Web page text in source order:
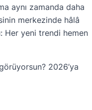
aynı zamanda daha
merkezinde hâlâ
Her yeni trendi hemen
2026’ya